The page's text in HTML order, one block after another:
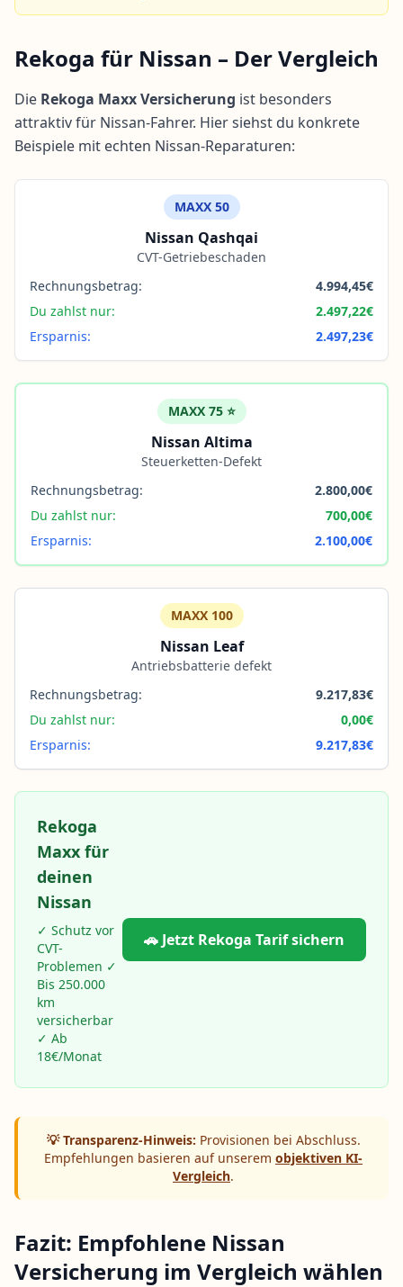
Rekoga für Nissan – Der Vergleich
Die Rekoga Maxx Versicherung ist besonders
attraktiv für Nissan-Fahrer. Hier siehst du konkrete
Beispiele mit echten Nissan-Reparaturen:
MAXX 50
Nissan Qashqai
CVT-Getriebeschaden
Rechnungsbetrag:
4.994,45€
Du zahlst nur:
2.497,22€
Ersparnis:
2.497,23€
MAXX 75 ⭐
Nissan Altima
Steuerketten-Defekt
Rechnungsbetrag:
2.800,00€
Du zahlst nur:
700,00€
Ersparnis:
2.100,00€
MAXX 100
Nissan Leaf
Antriebsbatterie defekt
Rechnungsbetrag:
9.217,83€
Du zahlst nur:
0,00€
Ersparnis:
9.217,83€
Rekoga
Maxx für
deinen
Nissan
✓ Schutz vor
CVT-
Problemen ✓
Bis 250.000
km
versicherbar
✓ Ab
18€/Monat
🚗 Jetzt Rekoga Tarif sichern
💡 Transparenz-Hinweis: Provisionen bei Abschluss.
Empfehlungen basieren auf unserem objektiven KI-
Vergleich.
Fazit: Empfohlene Nissan
Versicherung im Vergleich wählen